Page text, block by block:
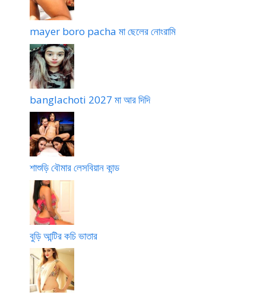
mayer boro pacha মা ছেলের নোংরামি
banglachoti 2027 মা আর দিদি
শাশুড়ি বৌমার লেসবিয়ান কান্ড
বুড়ি আন্টির কচি ভাতার